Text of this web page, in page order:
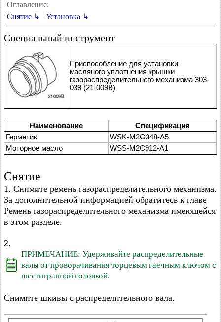
Оглавление:
Снятие ↳
Установка ↳
Специальный инструмент
Приспособление для установки
масляного уплотнения крышки
газораспределительного механизма 303-
039 (21-009В)
Наименование
Спецификация
Герметик
WSK-M2G348-A5
Моторное масло
WSS-M2C912-A1
Снятие
1. Снимите ремень газораспределительного механизма.
За дополнительной информацией обратитесь к главе
Ремень газораспределительного механизма имеющейся
в этом разделе.
2.
ПРИМЕЧАНИЕ: Удерживайте распределительные
валы от проворачивания торцевым гаечным ключом с
шестигранной головкой.
Снимите шкивы с распределительного вала.